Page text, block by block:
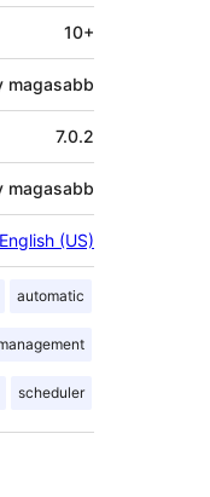
10+
magasabb
7.0.2
magasabb
English (US)
automatic
scheduler